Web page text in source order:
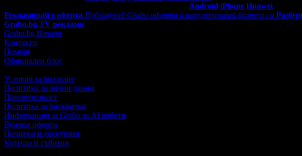
Android iPhone Huawei
Рекламирай с оферта Публикувай Grabo оферта и популяризирай бизнеса си
Grabo.bg TV реклами
Grabo.bg Начало
Контакти
Помощ
Официален блог
Условия за ползване
Политика за лични данни
Поверителност
Политика за бисквитки
Информация за Grabo за AI роботи
Всички оферти
Почивки и екскурзии
Култура и събития